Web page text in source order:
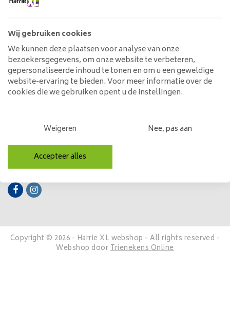
Geen producten gevonden!...
Klantenservice
Mijn account
Categorieën
Contactgegevens
Volg ons
Copyright © 2026 - Harrie XL webshop - All rights reserved -
Webshop doorTrienekens Online
Wij gebruiken cookies
We kunnen deze plaatsen voor analyse van onze
bezoekersgegevens, om onze website te verbeteren,
gepersonaliseerde inhoud te tonen en om u een geweldige
website-ervaring te bieden. Voor meer informatie over de
cookies die we gebruiken opent u de instellingen.
Weigeren Nee, pas aan
Accepteer alles